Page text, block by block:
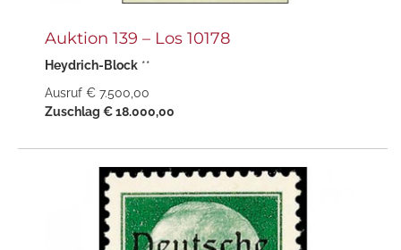
Auktion 139 – Los 10178
Heydrich-Block **
Ausruf € 7.500,00
Zuschlag € 18.000,00